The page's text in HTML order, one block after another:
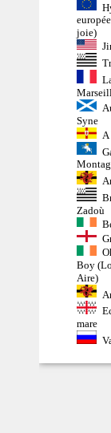
joie)
Syne
A
Zadoù
Boy
Aire)
mare